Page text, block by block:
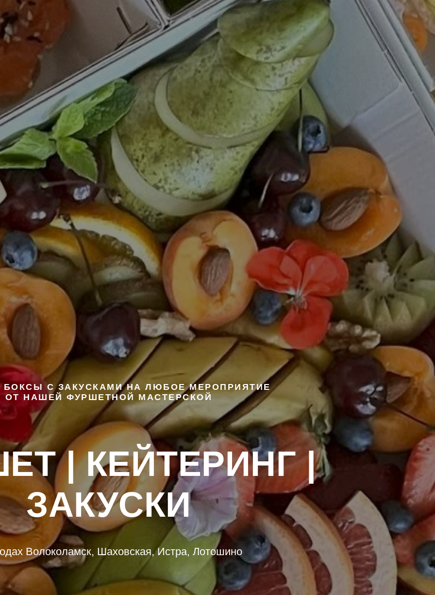
БОКСЫ С ЗАКУСКАМИ НА ЛЮБОЕ МЕРОПРИЯТИЕ
ОТ НАШЕЙ ФУРШЕТНОЙ МАСТЕРСКОЙ
| КЕЙТЕРИНГ |
ЗАКУСКИ
Волоколамск, Шаховская, Истра, Лотошино